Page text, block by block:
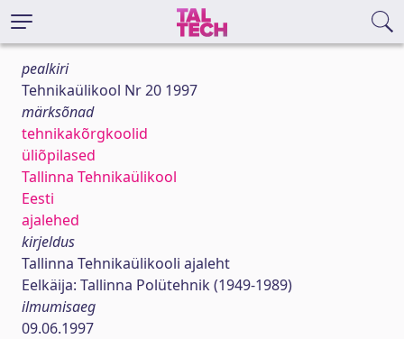
pealkiri
Tehnikaülikool Nr 20 1997
märksõnad
tehnikakõrgkoolid
üliõpilased
Tallinna Tehnikaülikool
Eesti
ajalehed
kirjeldus
Tallinna Tehnikaülikooli ajaleht
Eelkäija: Tallinna Polütehnik (1949-1989)
ilmumisaeg
09.06.1997